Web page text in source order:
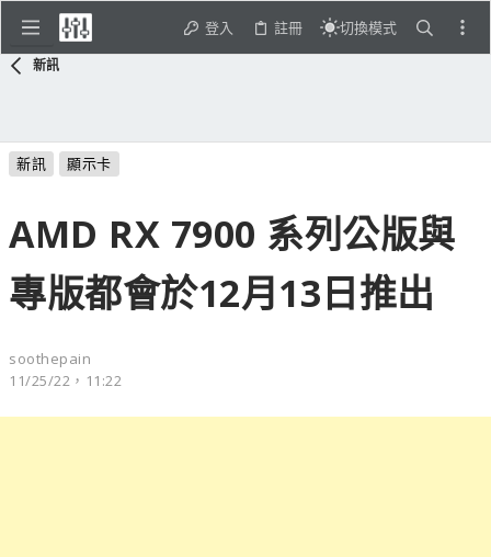
登入 註冊 切換模式
新訊
新訊 顯示卡
AMD RX 7900 系列公版與
專版都會於12月13日推出
soothepain
11/25/22，11:22